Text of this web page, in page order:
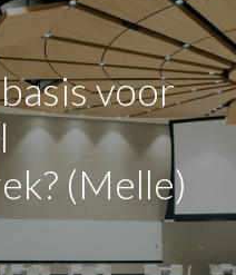
voor
(Melle)